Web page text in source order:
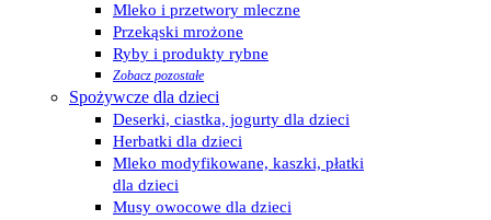
Mleko i przetwory mleczne
Przekąski mrożone
Ryby i produkty rybne
Zobacz pozostałe
Spożywcze dla dzieci
Deserki, ciastka, jogurty dla dzieci
Herbatki dla dzieci
Mleko modyfikowane, kaszki, płatki
dla dzieci
Musy owocowe dla dzieci